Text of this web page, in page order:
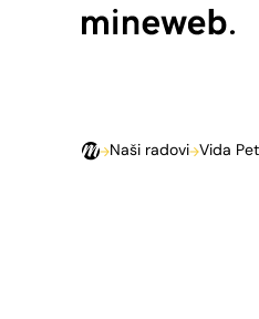
Naši radovi Vida